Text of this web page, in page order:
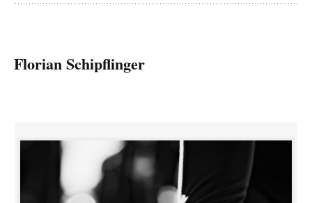
Florian Schipflinger